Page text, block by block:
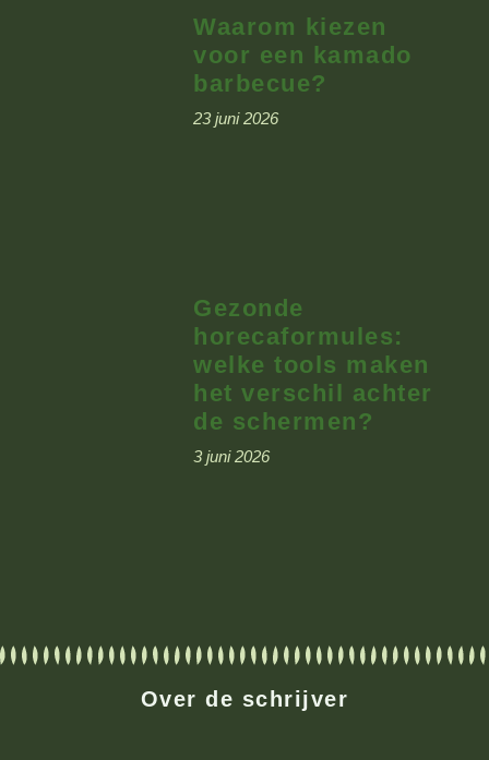
Waarom kiezen
voor een kamado
barbecue?
23 juni 2026
Gezonde
horecaformules:
welke tools maken
het verschil achter
de schermen?
3 juni 2026
Over de schrijver